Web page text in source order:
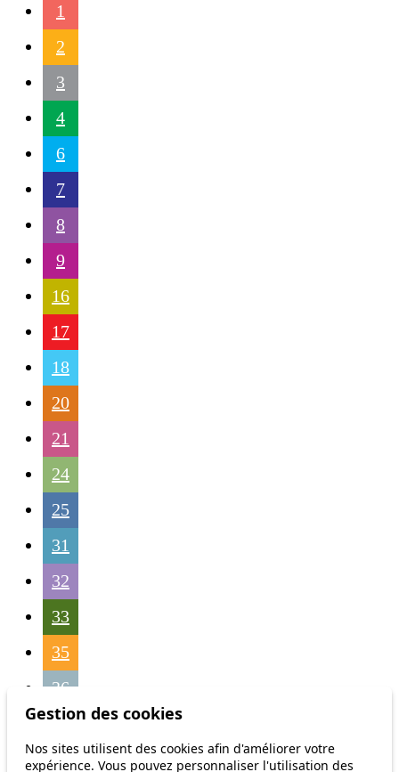
1
2
3
4
6
7
8
9
16
17
18
20
21
24
25
31
32
33
35
36
41
45
Gestion des cookies
Nos sites utilisent des cookies afin d'améliorer votre
expérience. Vous pouvez personnaliser l'utilisation des